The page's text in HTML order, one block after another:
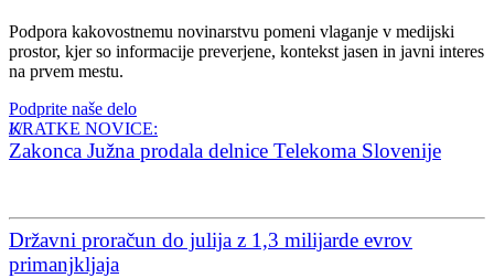
Podpora kakovostnemu novinarstvu pomeni vlaganje v medijski
prostor, kjer so informacije preverjene, kontekst jasen in javni interes
na prvem mestu.
Podprite naše delo
KRATKE NOVICE:
Zakonca Južna prodala delnice Telekoma Slovenije
Državni proračun do julija z 1,3 milijarde evrov
primanjkljaja